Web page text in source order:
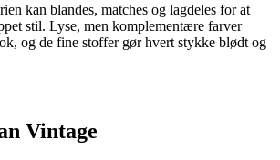
kan blandes, matches og lagdeles for at
stil. Lyse, men komplementære farver
og de fine stoffer gør hvert stykke blødt og
Vintage